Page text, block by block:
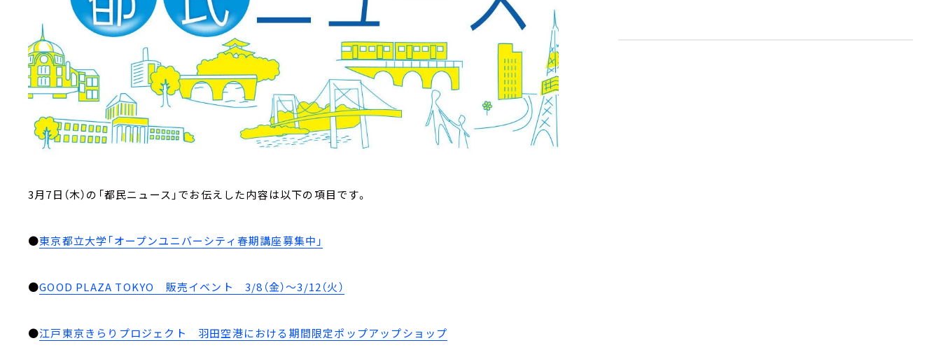
3月7日（木）の「都民ニュース」でお伝えした内容は以下の項目です。
●東京都立大学「オープンユニバーシティ春期講座募集中」
●GOOD PLAZA TOKYO 販売イベント 3/8（金）～3/12（火）
●江戸東京きらりプロジェクト 羽田空港における期間限定ポップアップショップ